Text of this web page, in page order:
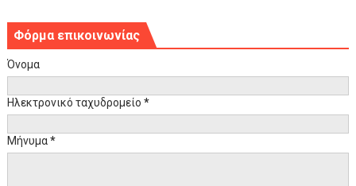
Φόρμα επικοινωνίας
Όνομα
Ηλεκτρονικό ταχυδρομείο *
Μήνυμα*